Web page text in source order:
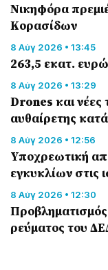
Nικηφόρα
Κορασίδων
8 Αύγ 2026 • 13:45
263,5 εκατ.
8 Αύγ 2026 • 13:29
Drones και νέες
αυθαίρετης
8 Αύγ 2026 • 12:56
Υποχρεωτική
εγκυκλίων στις
8 Αύγ 2026 • 12:30
Προβληματισμός
ρεύματος του